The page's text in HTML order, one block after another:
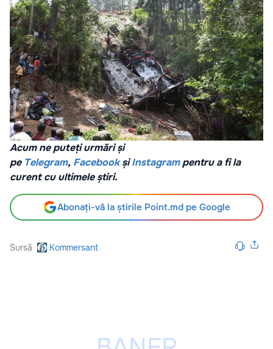
Acum ne puteți urmări și
pe Telegram, FacebookșiInstagrampentru a fi la
curent cu ultimele știri.
Abonați-vă la știrile Point.md pe Google
Sursă Kommersant